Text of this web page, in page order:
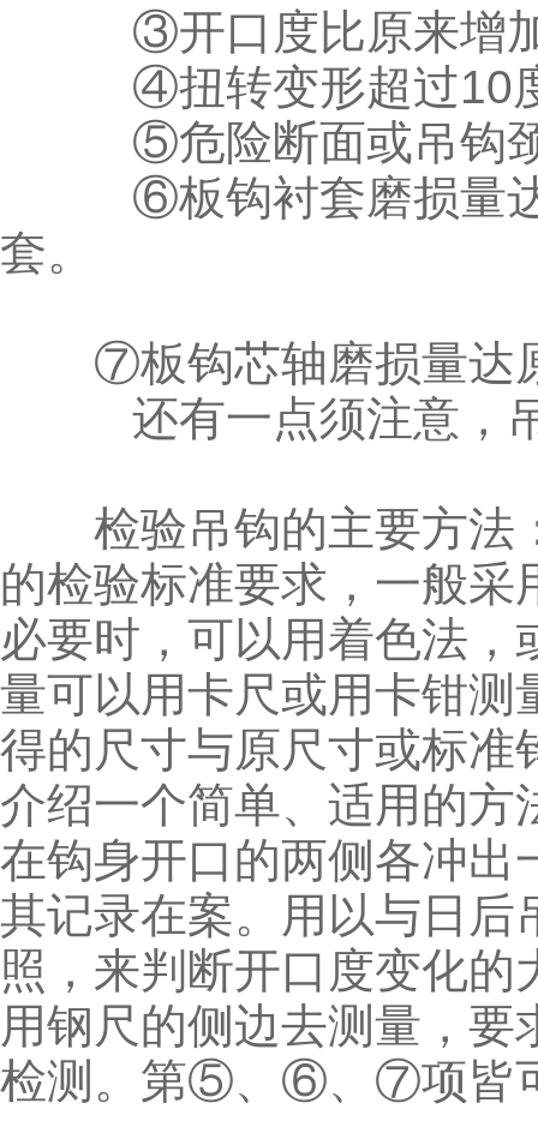
③开口度比原来增
④扭转变形超过10
⑤危险断面或吊钩颈
⑥板钩衬套磨损量达
套。
⑦板钩芯轴磨损量达原
还有一点须注意，吊
检验吊钩的主要方法
的检验标准要求，一般
必要时，可以用着色法
量可以用卡尺或用卡钳测
得的尺寸与原尺寸或标准
介绍一个简单、适用的方
在钩身开口的两侧各冲出
其记录在案。用以与日后
照，来判断开口度变化
用钢尺的侧边去测量，
检测。第⑤、⑥、⑦项皆